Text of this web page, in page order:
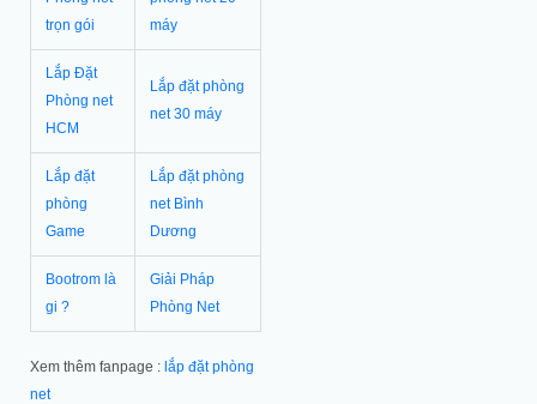
trọn gói
máy
Lắp Đặt
Phòng net
HCM
Lắp đặt phòng
net 30 máy
Lắp đặt
phòng
Game
Lắp đặt phòng
net Bình
Dương
Bootrom là
gi ?
Giải Pháp
Phòng Net
Xem thêm fanpage : lắp đặt phòng
net